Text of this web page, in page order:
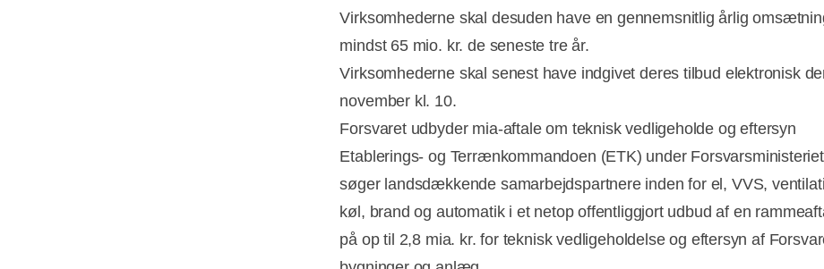
Virksomhederne skal desuden have en gennemsnitlig årlig
mindst 65 mio. kr. de seneste tre år.
Virksomhederne skal senest have indgivet deres tilbud elektronisk
november kl. 10.
Forsvaret udbyder mia-aftale om teknisk vedligeholde og eftersyn
Etablerings- og Terrænkommandoen (ETK) under Forsvarsministeriet
søger landsdækkende samarbejdspartnere inden for el, VVS,
køl, brand og automatik i et netop offentliggjort udbud af en
på op til 2,8 mia. kr. for teknisk vedligeholdelse og eftersyn af